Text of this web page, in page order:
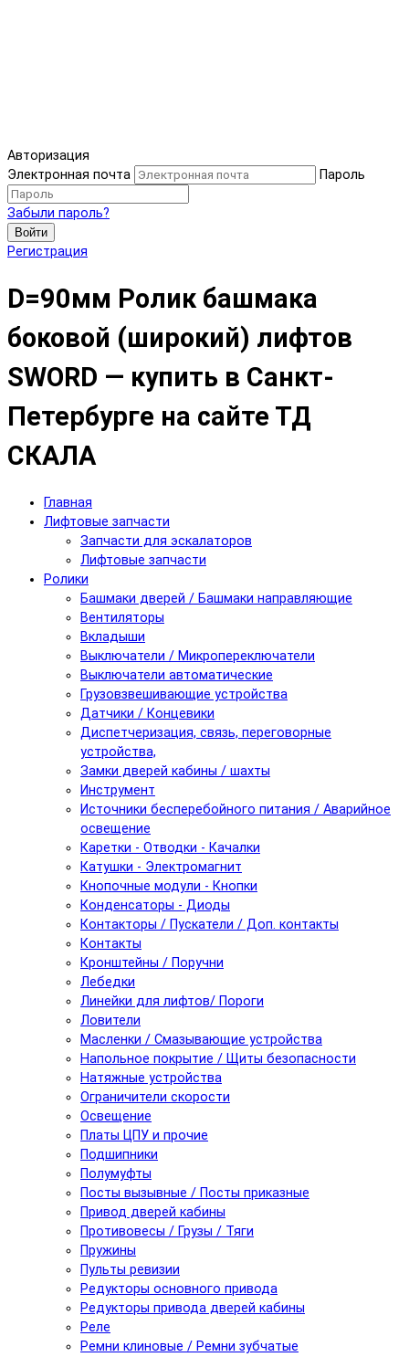
Авторизация
Электронная почта
Пароль
Забыли пароль?
Войти
Регистрация
D=90мм Ролик башмака
боковой (широкий) лифтов
SWORD — купить в Санкт-
Петербурге на сайте ТД
СКАЛА
Главная
Лифтовые запчасти
Запчасти для эскалаторов
Лифтовые запчасти
Ролики
Башмаки дверей / Башмаки направляющие
Вентиляторы
Вкладыши
Выключатели / Микропереключатели
Выключатели автоматические
Грузовзвешивающие устройства
Датчики / Концевики
Диспетчеризация, связь, переговорные
устройства,
Замки дверей кабины / шахты
Инструмент
Источники бесперебойного питания / Аварийное
освещение
Каретки - Отводки - Качалки
Катушки - Электромагнит
Кнопочные модули - Кнопки
Конденсаторы - Диоды
Контакторы / Пускатели / Доп. контакты
Контакты
Кронштейны / Поручни
Лебедки
Линейки для лифтов/ Пороги
Ловители
Масленки / Смазывающие устройства
Напольное покрытие / Щиты безопасности
Натяжные устройства
Ограничители скорости
Освещение
Платы ЦПУ и прочие
Подшипники
Полумуфты
Посты вызывные / Посты приказные
Привод дверей кабины
Противовесы / Грузы / Тяги
Пружины
Пульты ревизии
Редукторы основного привода
Редукторы привода дверей кабины
Реле
Ремни клиновые / Ремни зубчатые